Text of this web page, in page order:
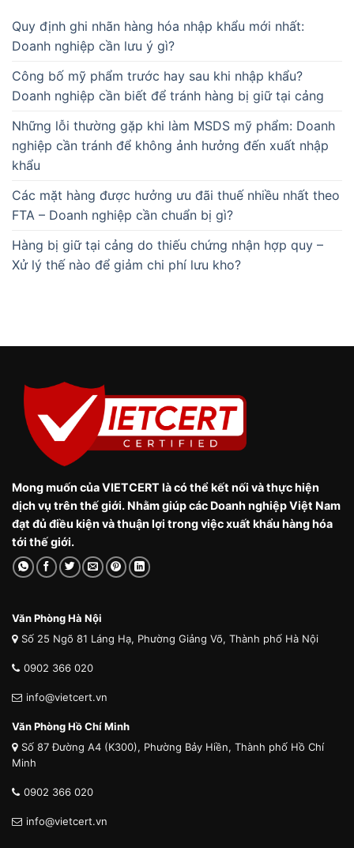
Quy định ghi nhãn hàng hóa nhập khẩu mới nhất:
Doanh nghiệp cần lưu ý gì?
Công bố mỹ phẩm trước hay sau khi nhập khẩu?
Doanh nghiệp cần biết để tránh hàng bị giữ tại cảng
Những lỗi thường gặp khi làm MSDS mỹ phẩm: Doanh
nghiệp cần tránh để không ảnh hưởng đến xuất nhập
khẩu
Các mặt hàng được hưởng ưu đãi thuế nhiều nhất theo
FTA – Doanh nghiệp cần chuẩn bị gì?
Hàng bị giữ tại cảng do thiếu chứng nhận hợp quy –
Xử lý thế nào để giảm chi phí lưu kho?
Mong muốn của VIETCERT là có thể kết nối và thực hiện
dịch vụ trên thế giới. Nhằm giúp các Doanh nghiệp Việt Nam
đạt đủ điều kiện và thuận lợi trong việc xuất khẩu hàng hóa
tới thế giới.
Văn Phòng Hà Nội
Số 25 Ngõ 81 Láng Hạ, Phường Giảng Võ, Thành phố Hà Nội
0902 366 020
info@vietcert.vn
Văn Phòng Hồ Chí Minh
Số 87 Đường A4 (K300), Phường Bảy Hiền, Thành phố Hồ Chí
Minh
0902 366 020
info@vietcert.vn